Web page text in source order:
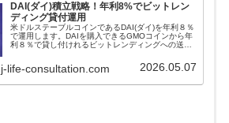
DAI(ダイ)積立戦略！年利8%でビットレン
ディング貸付運用
米ドルステーブルコインであるDAI(ダイ)を年利８％
で運用します。DAIを購入できるGMOコインから年
利８％で貸し付けれるビットレンディングへの送付
ます。米ドルに資産分散しながら高利回りで運用し
よう！
j-life-consultation.com 2026.05.07